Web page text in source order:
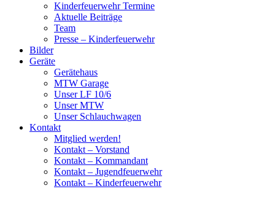
Kinderfeuerwehr Termine
Aktuelle Beiträge
Team
Presse – Kinderfeuerwehr
Bilder
Geräte
Gerätehaus
MTW Garage
Unser LF 10/6
Unser MTW
Unser Schlauchwagen
Kontakt
Mitglied werden!
Kontakt – Vorstand
Kontakt – Kommandant
Kontakt – Jugendfeuerwehr
Kontakt – Kinderfeuerwehr